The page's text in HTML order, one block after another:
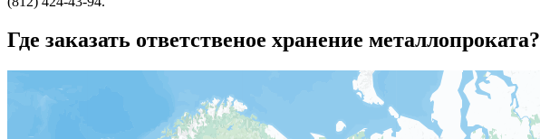
Где заказать ответственое хранение металлопроката?